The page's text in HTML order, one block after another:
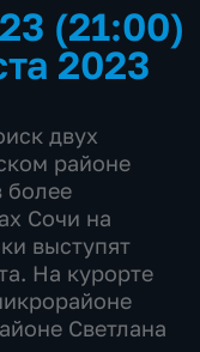
(21:00)
2023
двух
районе
более
Сочи на
выступят
На курорте
Светлана